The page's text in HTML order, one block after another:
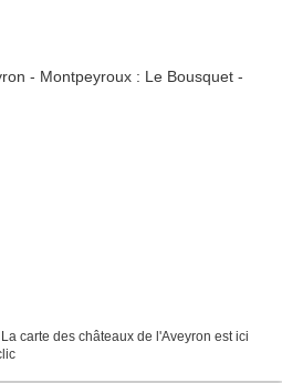
carte des châteaux de l'Aveyron est ici